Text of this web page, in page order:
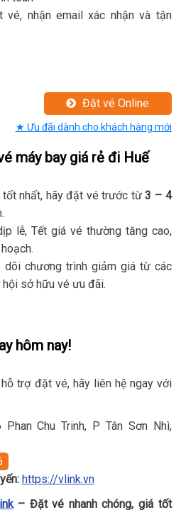
vé, nhận email xác nhận và tận
Đặt vé Online
★ Ưu đãi dành cho khách hàng mới
máy bay giá rẻ đi Huế
nhất, hãy đặt vé trước từ3 – 4
lễ, Tết giá vé thường tăng cao,
chương trình giảm giá từ các
hội sở hữu vé ưu đãi.
hôm nay!
trợ đặt vé, hãy liên hệ ngay với
Chu Trinh, P Tân Sơn Nhì,
https://vlink.vn
– Đặt vé nhanh chóng, giá tốt